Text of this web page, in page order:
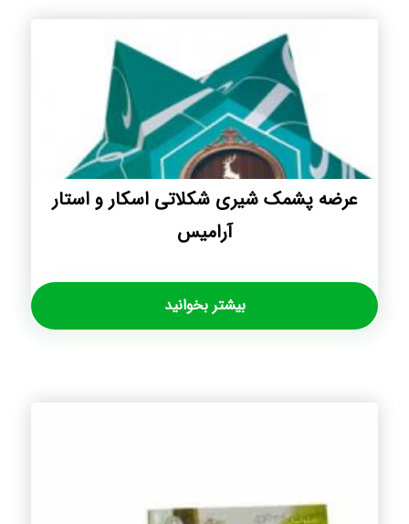
عرضه پشمک شیری شکلاتی اسکار و استار
آرامیس
بیشتر بخوانید